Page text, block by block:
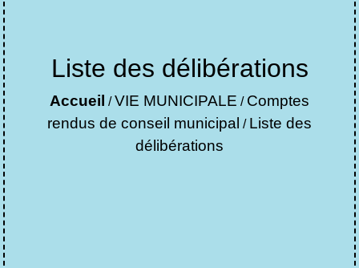
Liste des délibérations
Accueil /VIE MUNICIPALE / Comptes
rendus de conseil municipal / Liste des
délibérations